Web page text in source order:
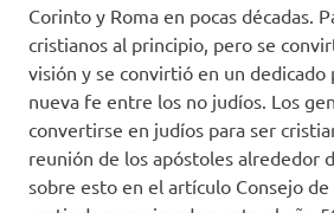
Corinto y Roma en pocas décadas.
cristianos al principio, pero se
visión y se convirtió en un dedicado
nueva fe entre los no judíos. Los
convertirse en judíos para ser
reunión de los apóstoles alrededor
sobre esto en el artículo Consejo